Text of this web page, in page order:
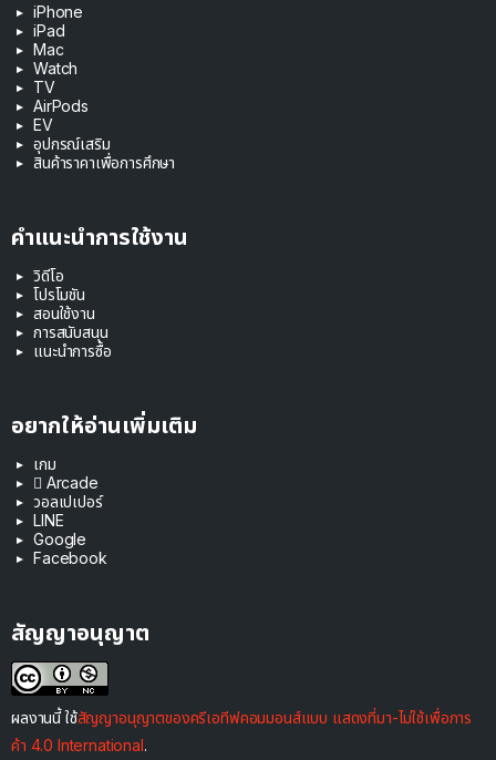
iPhone
iPad
Mac
Watch
TV
AirPods
EV
อุปกรณ์เสริม
สินค้าราคาเพื่อการศึกษา
คำแนะนำการใช้งาน
วิดีโอ
โปรโมชัน
สอนใช้งาน
การสนับสนุน
แนะนำการซื้อ
อยากให้อ่านเพิ่มเติม
เกม
 Arcade
วอลเปเปอร์
LINE
Google
Facebook
สัญญาอนุญาต
ผลงานนี้ ใช้สัญญาอนุญาตของครีเอทีฟคอมมอนส์แบบ แสดงที่มา-ไม่ใช้เพื่อการ
ค้า 4.0 International.